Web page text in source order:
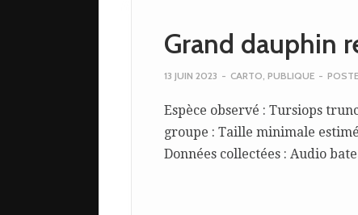
Grand dauphin
13 JUIN 2023 - CARTO, PUBLIQUE -
Espèce observé : Tursiops
groupe : Taille minimale
Données collectées : Audio